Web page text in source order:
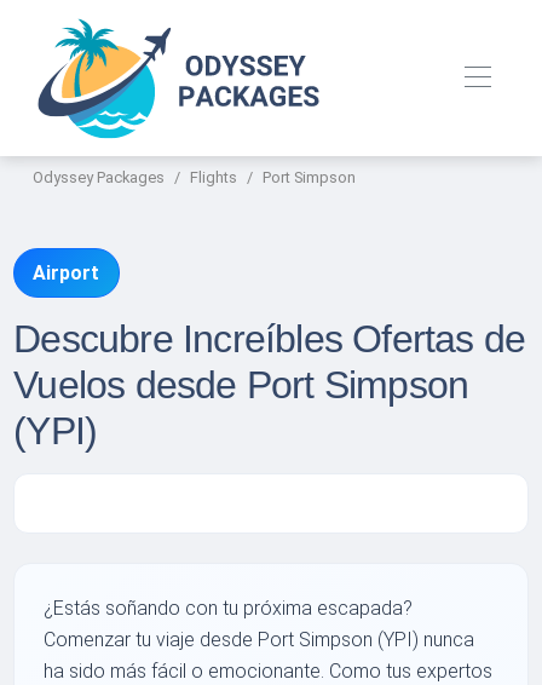
Odyssey Packages Flights Port Simpson
Airport
Descubre Increíbles Ofertas de
Vuelos desde Port Simpson
(YPI)
¿Estás soñando con tu próxima escapada?
Comenzar tu viaje desde Port Simpson (YPI) nunca
ha sido más fácil o emocionante. Como tus expertos